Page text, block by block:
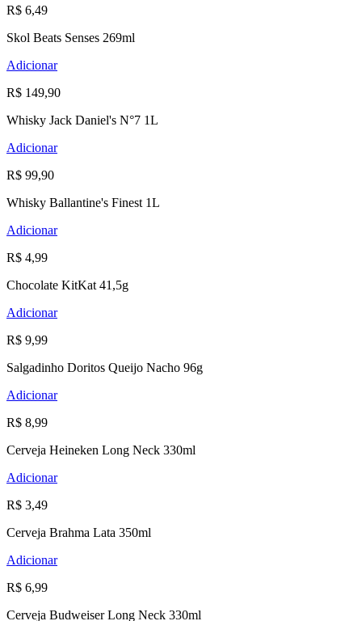
R$ 6,49
Skol Beats Senses 269ml
Adicionar
R$ 149,90
Whisky Jack Daniel's N°7 1L
Adicionar
R$ 99,90
Whisky Ballantine's Finest 1L
Adicionar
R$ 4,99
Chocolate KitKat 41,5g
Adicionar
R$ 9,99
Salgadinho Doritos Queijo Nacho 96g
Adicionar
R$ 8,99
Cerveja Heineken Long Neck 330ml
Adicionar
R$ 3,49
Cerveja Brahma Lata 350ml
Adicionar
R$ 6,99
Cerveja Budweiser Long Neck 330ml